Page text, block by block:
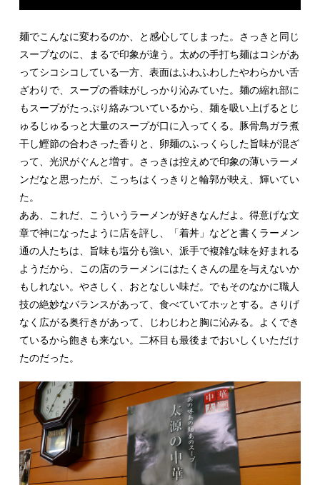
麺でこんなに変わるのか、と感心してしまった。さっきと同じ
スープなのに、まるで印象が違う。太めの手打ち麺はコシがあ
ってシコシコしている一方、表面はふわふわしたやわらかい舌
ざわりで、スープの香味がしっかり沁みていた。麺の縮れ部に
もスープがたっぷり絡みついているから、麺を吸い上げるとじ
ゅるじゅるっと大量のスープが口に入ってくる。豚骨鳥ガラ煮
干し鰹節の合わさった香りと、卵麺のふっくらした旨味が混ざ
って、光沢がぐんと増す。さっきは控えめで印象の薄いラーメ
ンだなと思ったが、こっちはくっきりと輪郭が映え、輝いてい
た。
ああ、これだ、こういうラーメンが好きなんだよ。得意げな文
章で神になったように店を評し、「着丼」などと書くラーメン
通の人たちは、旨味も塩分も強い、派手で複雑な味を好まれる
ようだから、この店のラーメンにはたくさんの星を与えないか
もしれない。やさしく、おとなしい味だ。でもそのなかに職人
技の絶妙なバランスがあって、食べていてホッとする。さりげ
なく広がる奥行きがあって、じわじわと胸に沁みる。よくでき
ているから飽きも来ない。二杯目も最後までおいしくいただけ
たのだった。